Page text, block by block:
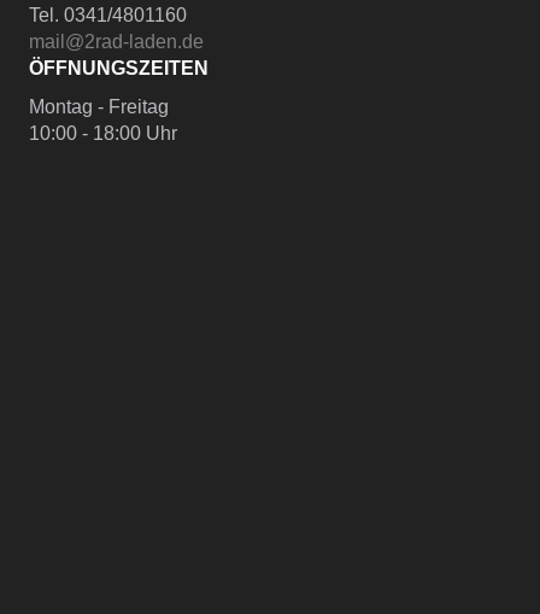
Tel. 0341/4801160
mail@2rad-laden.de
ÖFFNUNGSZEITEN
Montag - Freitag
10:00 - 18:00 Uhr